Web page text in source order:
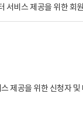
서비스 제공을 위한 회
제공을 위한 신청자 및